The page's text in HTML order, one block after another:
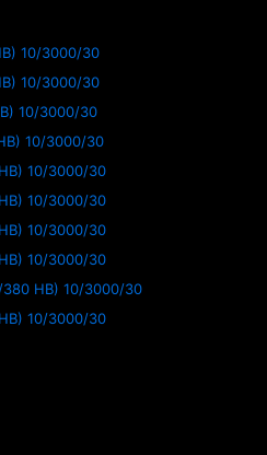
10/3000/30
10/3000/30
10/3000/30
10/3000/30
10/3000/30
10/3000/30
10/3000/30
10/3000/30
HB) 10/3000/30
10/3000/30